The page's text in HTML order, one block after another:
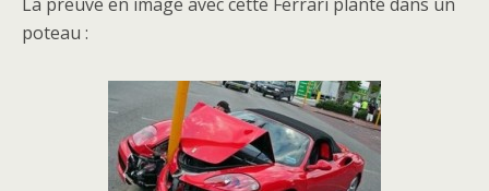
poteau :